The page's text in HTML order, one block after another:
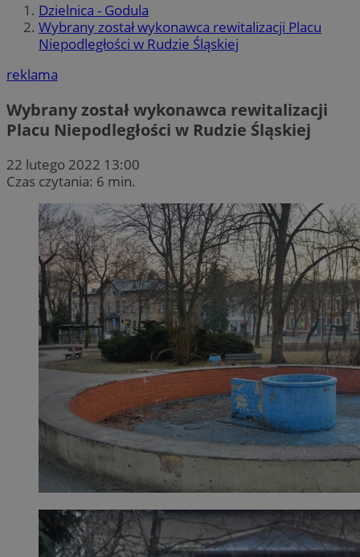
Dzielnica - Godula
Wybrany został wykonawca rewitalizacji Placu
Niepodległości w Rudzie Śląskiej
reklama
Wybrany został wykonawca rewitalizacji
Placu Niepodległości w Rudzie Śląskiej
22 lutego 2022 13:00
Czas czytania: 6 min.